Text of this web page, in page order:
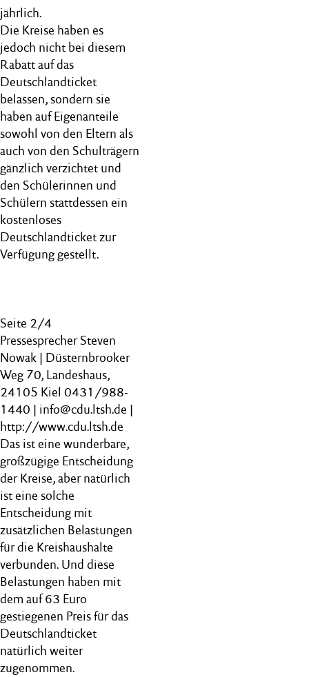
jährlich.
Die Kreise haben es
jedoch nicht bei diesem
Rabatt auf das
Deutschlandticket
belassen, sondern sie
haben auf Eigenanteile
sowohl von den Eltern als
auch von den Schulträgern
gänzlich verzichtet und
den Schülerinnen und
Schülern stattdessen ein
kostenloses
Deutschlandticket zur
Verfügung gestellt.
Seite 2/4
Pressesprecher Steven
Nowak | Düsternbrooker
Weg 70, Landeshaus,
24105 Kiel 0431/988-
1440 | info@cdu.ltsh.de |
http://www.cdu.ltsh.de
Das ist eine wunderbare,
großzügige Entscheidung
der Kreise, aber natürlich
ist eine solche
Entscheidung mit
zusätzlichen Belastungen
für die Kreishaushalte
verbunden. Und diese
Belastungen haben mit
dem auf 63 Euro
gestiegenen Preis für das
Deutschlandticket
natürlich weiter
zugenommen.